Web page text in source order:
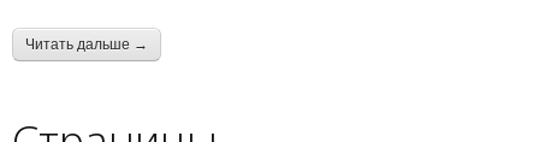
Читать дальше →